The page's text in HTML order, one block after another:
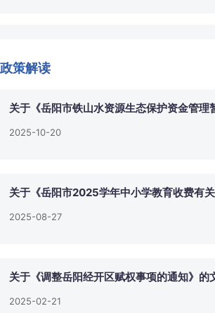
政策解读
关于《岳阳市铁山水资源生态保护资金管理
2025-10-20
关于《岳阳市2025学年中小学教育收费有
2025-08-27
关于《调整岳阳经开区赋权事项的通知》的
2025-02-21